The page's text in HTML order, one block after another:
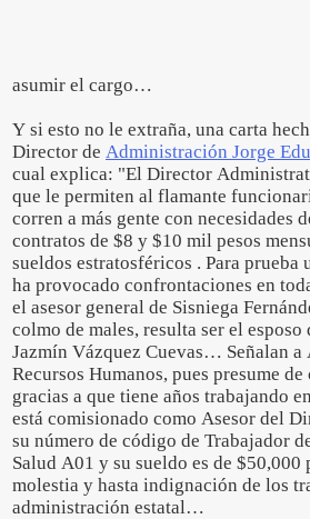
asumir el cargo…
Y si esto no le extraña, una carta
Director de Administración Jorge
cual explica: "El Director
que le permiten al flamante
corren a más gente con necesidades
contratos de $8 y $10 mil pesos
sueldos estratosféricos . Para
ha provocado confrontaciones en
el asesor general de Sisniega
colmo de males, resulta ser el
Jazmín Vázquez Cuevas… Señalan a
Recursos Humanos, pues presume
gracias a que tiene años trabajando
está comisionado como Asesor del
su número de código de Trabajador
Salud A01 y su sueldo es de
molestia y hasta indignación de los
administración estatal…